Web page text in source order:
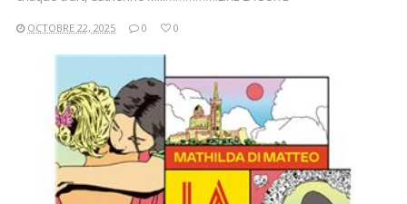
OCTOBRE 22, 2025 0 0